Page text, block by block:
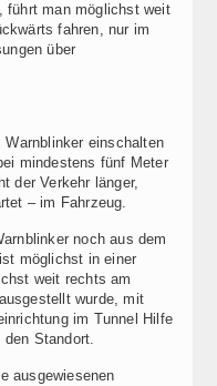
führt man möglichst weit
fahren, nur im
über
einschalten
mindestens fünf Meter
der Verkehr länger,
– im Fahrzeug.
noch aus dem
möglichst in einer
weit rechts am
wurde, mit
im Tunnel Hilfe
Standort.
ausgewiesenen